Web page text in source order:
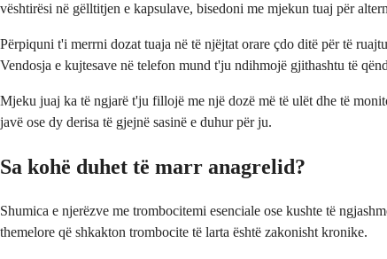
vështirësi në gëlltitjen e kapsulave, bisedoni me mjekun tuaj për
Përpiquni t'i merrni dozat tuaja në të njëjtat orare çdo ditë për të
Vendosja e kujtesave në telefon mund t'ju ndihmojë gjithashtu të
Mjeku juaj ka të ngjarë t'ju fillojë me një dozë më të ulët dhe të
javë ose dy derisa të gjejnë sasinë e duhur për ju.
Sa kohë duhet të marr anagrelid?
Shumica e njerëzve me trombocitemi esenciale ose kushte të
themelore që shkakton trombocite të larta është zakonisht kronike.